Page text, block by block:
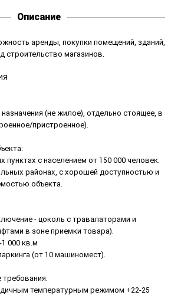
Описание
аренды, покупки помещений, зданий,
строительство магазинов.
(не жилое), отдельно стоящее, в
пристроенное).
пунктах с населением от 150 000 человек.
районах, с хорошей доступностью и
объекта.
- цоколь с травалаторами и
в зоне приемки товара).
000 кв.м
(от 10 машиномест).
требования:
температурным режимом +22-25